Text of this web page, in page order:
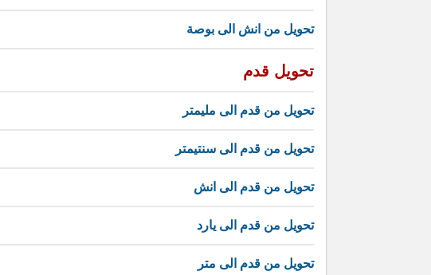
تحويل من انش الى بوصة
تحويل قدم
تحويل من قدم الى مليمتر
تحويل من قدم الى سنتيمتر
تحويل من قدم الى انش
تحويل من قدم الى يارد
تحويل من قدم الى متر